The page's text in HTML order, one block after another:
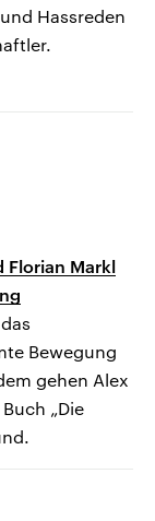
Hassreden
Florian Markl
Bewegung
gehen Alex
„Die